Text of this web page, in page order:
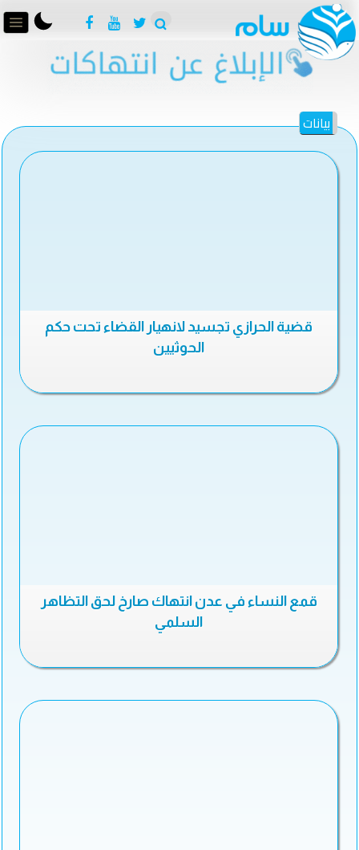
بيانات
قضية الحرازي تجسيد لانهيار القضاء تحت حكم
الحوثيين
قمع النساء في عدن انتهاك صارخ لحق التظاهر
السلمي